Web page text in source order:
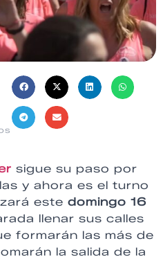
sigue su paso por
y ahora es el turno
este domingo 16
llenar sus calles
formarán las más de
la salida de la